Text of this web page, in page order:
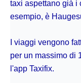
taxi aspettano già i
esempio, è
I viaggi vengono
per un massimo di
l'app Taxifix.